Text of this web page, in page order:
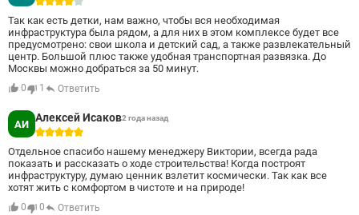
4
Так как есть детки, нам важно, чтобы вся необходимая
инфраструктура была рядом, а для них в этом комплексе будет все
предусмотрено: свои школа и детский сад, а также развлекательный
центр. Большой плюс также удобная транспортная развязка. До
Москвы можно добраться за 50 минут.
0 1 Ответить
АИ
Алексей Исаков2 года назад
5
Отдельное спасибо нашему менеджеру Виктории, всегда рада
показать и рассказать о ходе строительства! Когда построят
инфраструктуру, думаю ценник взлетит космически. Так как все
хотят жить с комфортом в чистоте и на природе!
0 0 Ответить